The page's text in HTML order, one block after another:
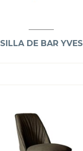
SILLA DE BAR YVES